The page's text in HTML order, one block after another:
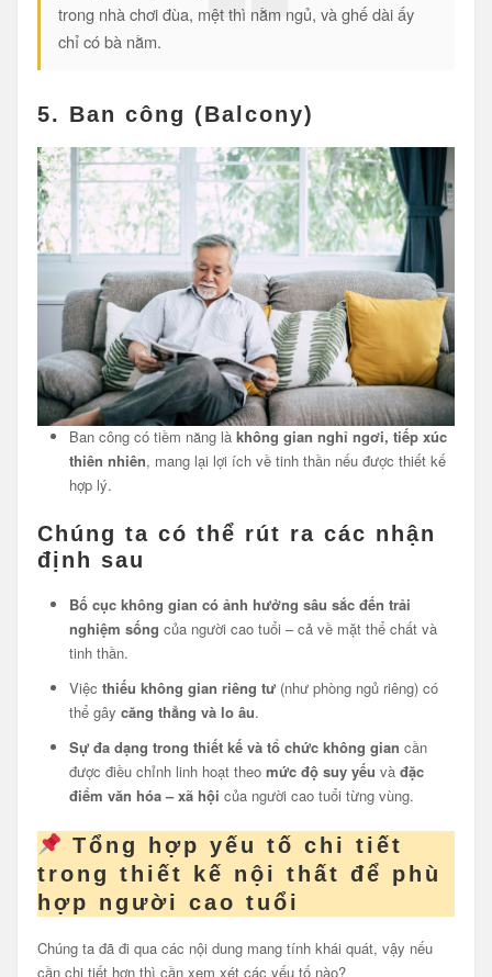
trong nhà chơi đùa, mệt thì nằm ngủ, và ghế dài ấy
chỉ có bà nằm.
5. Ban công (Balcony)
Ban công có tiềm năng làkhông gian nghỉ ngơi, tiếp xúc
thiên nhiên, mang lại lợi ích về tinh thần nếu được thiết kế
hợp lý.
Chúng ta có thể rút ra các nhận
định sau
Bố cục không gian có ảnh hưởng sâu sắc đến trải
nghiệm sống của người cao tuổi – cả về mặt thể chất và
tinh thần.
Việcthiếu không gian riêng tư (như phòng ngủ riêng) có
thể gâycăng thẳng và lo âu.
Sự đa dạng trong thiết kế và tổ chức không gian cần
được điều chỉnh linh hoạt theomức độ suy yếu vàđặc
điểm văn hóa – xã hội của người cao tuổi từng vùng.
Tổng hợp yếu tố chi tiết
trong thiết kế nội thất để phù
hợp người cao tuổi
Chúng ta đã đi qua các nội dung mang tính khái quát, vậy nếu
cần chi tiết hơn thì cần xem xét các yếu tố nào?